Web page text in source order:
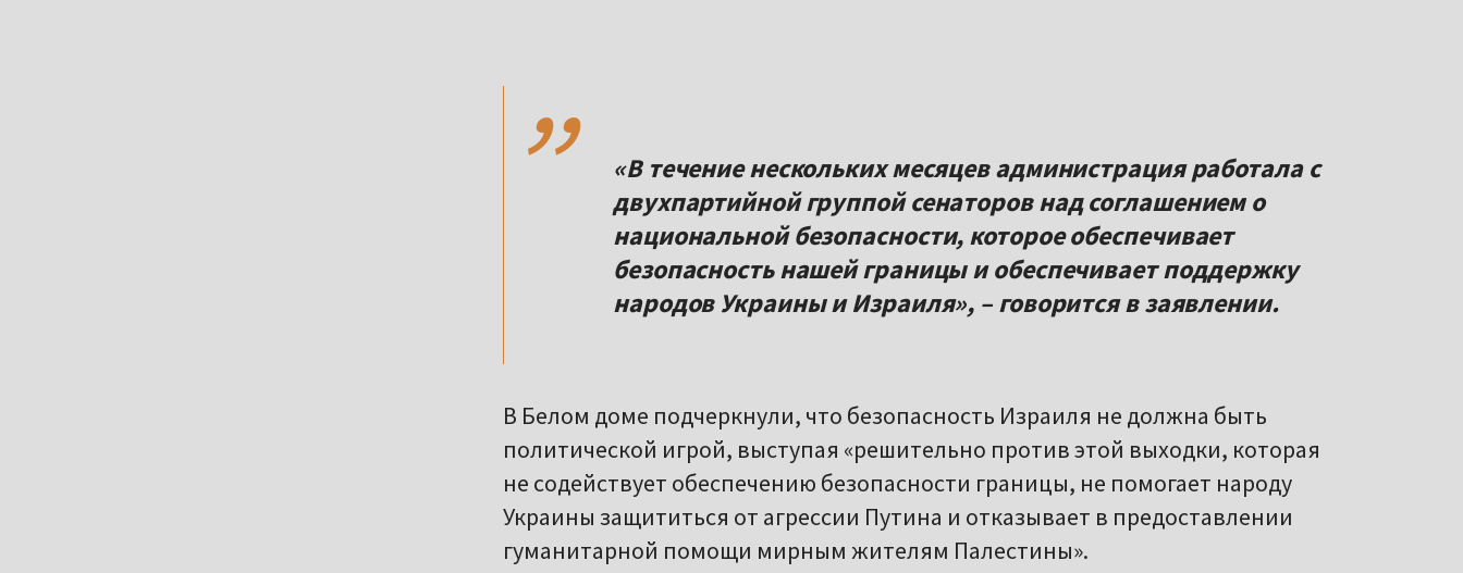
,,
«В течение нескольких месяцев администрация работала с
двухпартийной группой сенаторов над соглашением о
национальной безопасности, которое обеспечивает
безопасность нашей границы и обеспечивает поддержку
народов Украины и Израиля», – говорится в заявлении.
В Белом доме подчеркнули, что безопасность Израиля не должна быть
политической игрой, выступая «решительно против этой выходки, которая
не содействует обеспечению безопасности границы, не помогает народу
Украины защититься от агрессии Путина и отказывает в предоставлении
гуманитарной помощи мирным жителям Палестины».